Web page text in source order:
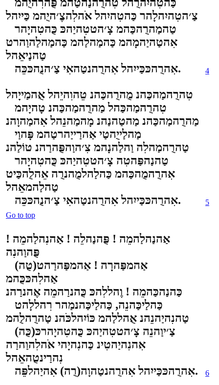
צַ׳הטִהיִהלָהר כַּהטִהיִהל אֹהלִהצֶ׳היֻהמ כַּייִהל
טַהמַהרֻהכַּהמ צָ׳הטטִהיַהכּ כֻּהטִהיָהר
אִהטַהיַהמָהמ כַּהמַהלַהמ כַּהמַהלַהוַהרט
טַהנַיאֵהל
אִהרֻהכּכַּייִהל אִהרֻהנטַהאִי צַ׳הנֻהכּכֵּה.
4
טִהרֻהמַהכַּהנ מֻהרֻהכַּהנ טֵהוִהיֵהל אֻהמַייָהל
טִהרֻהמַהכַּהל מַהרֻהמַהכַּהנ טָהיָהמ
מַהרֻהמַהכַּהנ מַהטַהנַהנ מָהמַהנֵהל אִהמַהוָהנ
מַהלַייֻהטַי אַהרַייַהרטַהמ פָּהוַי
טַהרֻהמַהלִה וַהלַהנָהמ צִ׳הוַהפֻּהרַהנ טוֹלַהנ
טַהנַהפַּהטִה צָ׳הטטִהיַהכּ כֻּהטִהיָהר
אִהרֻהמֻהכַּהמ כַּהלַהלמֻהנרֻה אֵהלֻהכַּיט
טַהלַהמאֵהל
אִהרֻהכּכַּייִהל אִהרֻהנטַהאִי צַ׳הנֻהכּכֵּה.
5
Go to top
אַהנַהלַהמֵה ! פֻּהנַהלֵה ! אַהנִהלַהמֵה !
פֻּהוַהנִה
אַהלִהכּכֻּהמ
כַּהנַהכַּהמֵה ! וֶהללִהכּ כֻּהנרַהמֵה אֶהנרַהנ
כַּהלַיכַּהנֵה, כַּהלַיכַּהנמַהר רִהללָהט
טַהנִהיַהנֵהנ אֻהללַהמ כּוֹיִהלכֹּהנ טַהרֻהלֻהמ
צַ׳יוַהנֵה צָ׳הטטִהיַהכּ כֻּהטִהיָהרכּ(כֻּה)
אִהנִהיַהטִינ כַּהנִהיָהי אֹהלִהוַהרַה
נִהרַינטֻהאֵהל
אִהרֻהכּכַּייִהל אִהרֻהנטַהוָה(רֻה) אִהיַהלפֵּה.
6